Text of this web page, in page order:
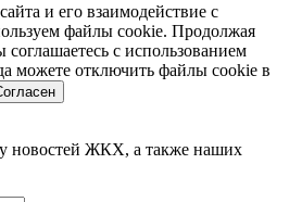
и его взаимодействие с
файлы cookie. Продолжая
соглашаетесь с использованием
можете отключить файлы cookie в
новостей ЖКХ, а также наших